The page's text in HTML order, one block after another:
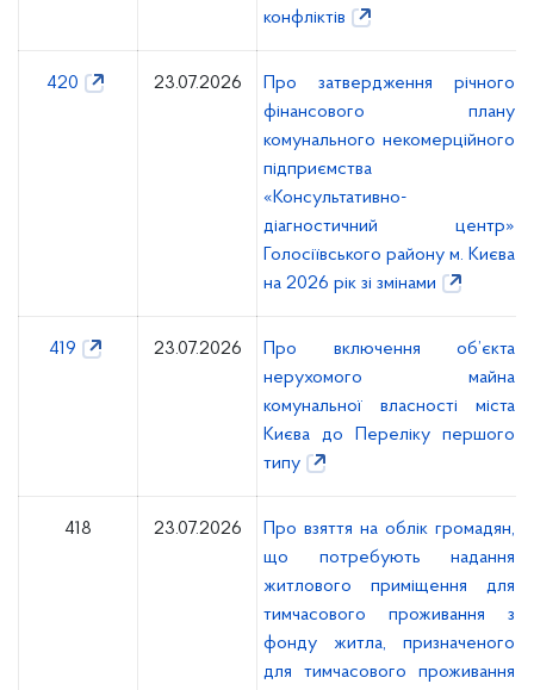
конфліктів
420 23.07.2026
Про затвердження річного
фінансового плану
комунального некомерційного
підприємства
«Консультативно-
діагностичний центр»
Голосіївського району м. Києва
на 2026 рік зі змінами
419 23.07.2026
Про включення об’єкта
нерухомого майна
комунальної власності міста
Києва до Переліку першого
типу
418 23.07.2026
Про взяття на облік громадян,
що потребують надання
житлового приміщення для
тимчасового проживання з
фонду житла, призначеного
для тимчасового проживання